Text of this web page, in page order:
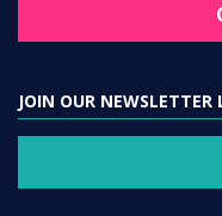
JOIN OUR NEWSLETTER